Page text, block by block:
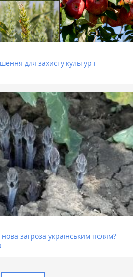
для захисту культур і
нова загроза українським полям?